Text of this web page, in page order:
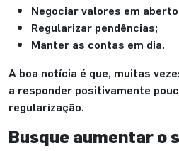
Negociar valores em
Regularizar pendências;
Manter as contas em dia.
A boa notícia é que, muitas
a responder positivamente
regularização.
Busque aumentar o